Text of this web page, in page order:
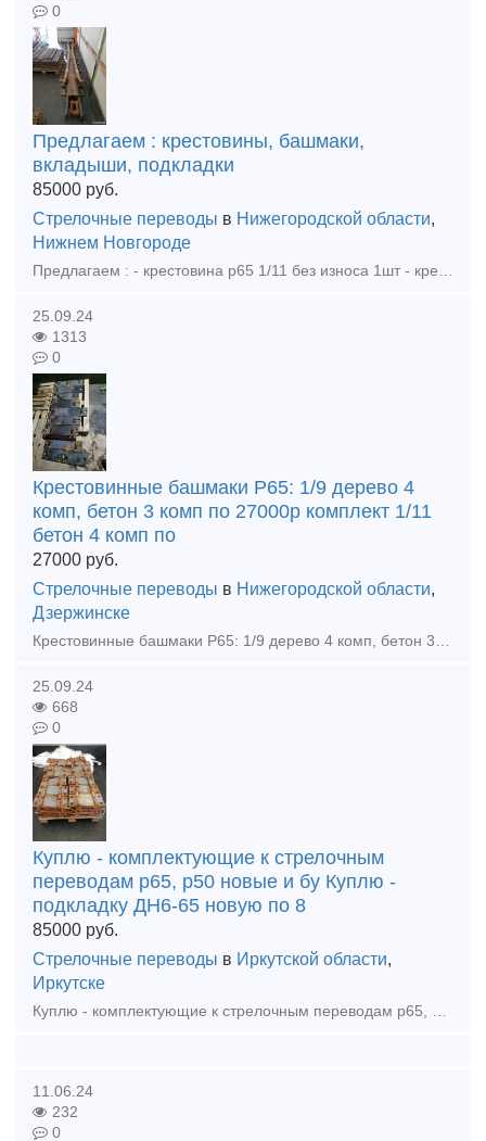
0
Предлагаем : крестовины, башмаки,
вкладыши, подкладки
85000 руб.
Стрелочные переводы в Нижегородской области,
Нижнем Новгороде
Предлагаем : - крестовина р65 1/11 без износа 1шт - крестовина р50 1/9 без износа 3шт - башмаки рамные 2768 новые 85шт - башмаки крестовиные р65 1/11, 1/9, 1/6 новые, дерево бетон - вкладыши 4д
25.09.24
1313
0
Крестовинные башмаки Р65: 1/9 дерево 4
комп, бетон 3 комп по 27000р комплект 1/11
бетон 4 комп по
27000 руб.
Стрелочные переводы в Нижегородской области,
Дзержинске
Крестовинные башмаки Р65: 1/9 дерево 4 комп, бетон 3 комп по 27000р комплект 1/11 бетон 4 комп по 27000р комплект 1/6 бетон 2 комп по 23000 р комплект Башмаки на контру бетон 10шт по 5000р
25.09.24
668
0
Куплю - комплектующие к стрелочным
переводам р65, р50 новые и бу Куплю -
подкладку ДН6-65 новую по 8
85000 руб.
Стрелочные переводы в Иркутской области,
Иркутске
Куплю - комплектующие к стрелочным переводам р65, р50 новые и бу Куплю - подкладку ДН6-65 новую по 85000р тн Куплю - шуруп путевой 24х170 новый по 55000р тн Куплю - костыль путовой 16х16х165 новый
11.06.24
232
0